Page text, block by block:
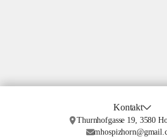
Kontakt
Thurnhofgasse 19, 3580